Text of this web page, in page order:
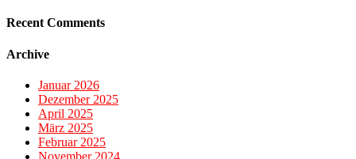
Recent Comments
Archive
Januar 2026
Dezember 2025
April 2025
März 2025
Februar 2025
November 2024